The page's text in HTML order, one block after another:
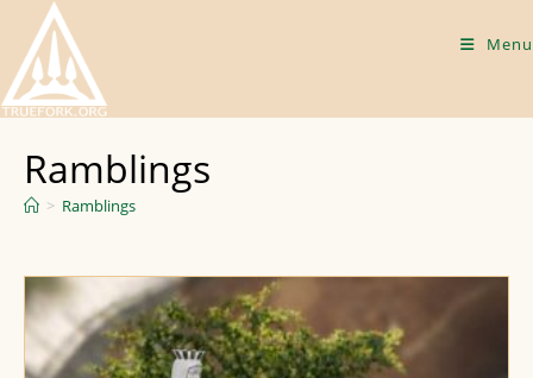
content
Menu
Ramblings
> Ramblings